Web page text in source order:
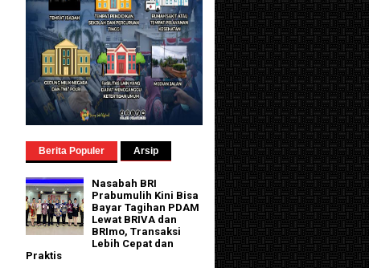
Berita Populer Arsip
Nasabah BRI
Prabumulih Kini Bisa
Bayar Tagihan PDAM
Lewat BRIVA dan
BRImo, Transaksi
Lebih Cepat dan
Praktis